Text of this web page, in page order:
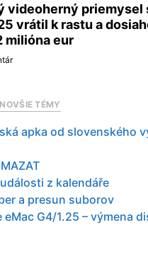
videoherný priemysel
vrátil k rastu a
milióna eur
TÉMY
apka od slovenského
z kalendáře
a presun suborov
eMac G4/1.25 – výmena